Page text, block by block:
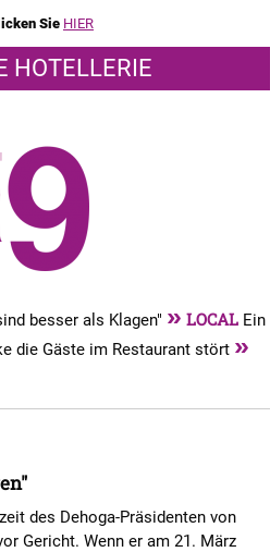
Sie HIER
HOTELLERIE
besser als Klagen" » LOCAL Ein
die Gäste im Restaurant stört »
des Dehoga-Präsidenten von
Gericht. Wenn er am 21. März